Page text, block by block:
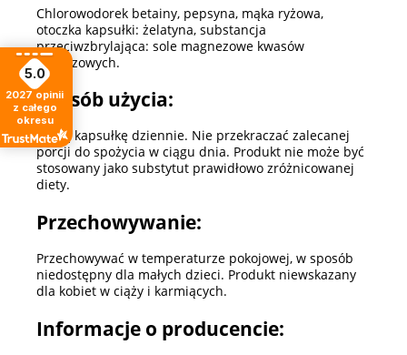
Chlorowodorek betainy, pepsyna, mąka ryżowa,
otoczka kapsułki: żelatyna, substancja
przeciwzbrylająca: sole magnezowe kwasów
tłuszczowych.
Sposób użycia:
Jedną kapsułkę dziennie. Nie przekraczać zalecanej
porcji do spożycia w ciągu dnia. Produkt nie może być
stosowany jako substytut prawidłowo zróżnicowanej
diety.
Przechowywanie:
Przechowywać w temperaturze pokojowej, w sposób
niedostępny dla małych dzieci. Produkt niewskazany
dla kobiet w ciąży i karmiących.
Informacje o producencie:
5.0
2027 opinii
z całego
okresu